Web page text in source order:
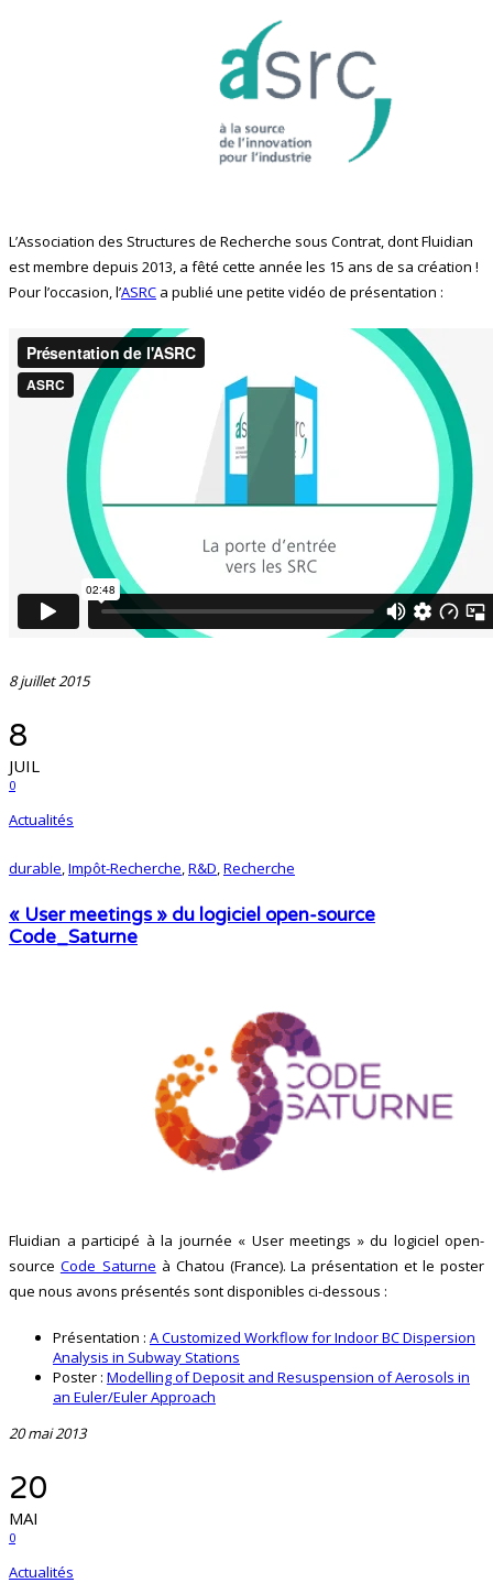
L’Association des Structures de Recherche sous Contrat, dont Fluidian
est membre depuis 2013, a fêté cette année les 15 ans de sa création !
Pour l’occasion, l’ASRC a publié une petite vidéo de présentation :
8 juillet 2015
8
JUIL
0
Actualités
durable Impôt-Recherche R&D Recherche
« User meetings » du logiciel open-source
Code_Saturne
Fluidian a participé à la journée « User meetings » du logiciel open-
source Code_Saturne à Chatou (France). La présentation et le poster
que nous avons présentés sont disponibles ci-dessous :
Présentation : A Customized Workflow for Indoor BC Dispersion
Analysis in Subway Stations
Poster : Modelling of Deposit and Resuspension of Aerosols in
an Euler/Euler Approach
20 mai 2013
20
MAI
0
Actualités